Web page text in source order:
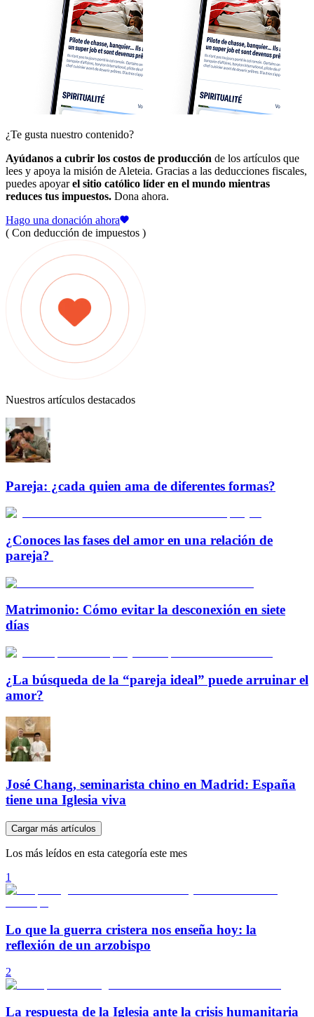
¿Te gusta nuestro contenido?
Ayúdanos a cubrir los costos de producción de los artículos que
lees y apoya la misión de Aleteia. Gracias a las deducciones fiscales,
puedes apoyarel sitio católico líder en el mundo mientras
reduces tus impuestos. Dona ahora.
Hago una donación ahora
( Con deducción de impuestos )
Nuestros artículos destacados
Pareja: ¿cada quien ama de diferentes formas?
¿Conoces las fases del amor en una relación de
pareja?
Matrimonio: Cómo evitar la desconexión en siete
días
¿La búsqueda de la “pareja ideal” puede arruinar el
amor?
José Chang, seminarista chino en Madrid: España
tiene una Iglesia viva
Cargar más artículos
Los más leídos en esta categoría este mes
1
Lo que la guerra cristera nos enseña hoy: la
reflexión de un arzobispo
2
La respuesta de la Iglesia ante la crisis humanitaria